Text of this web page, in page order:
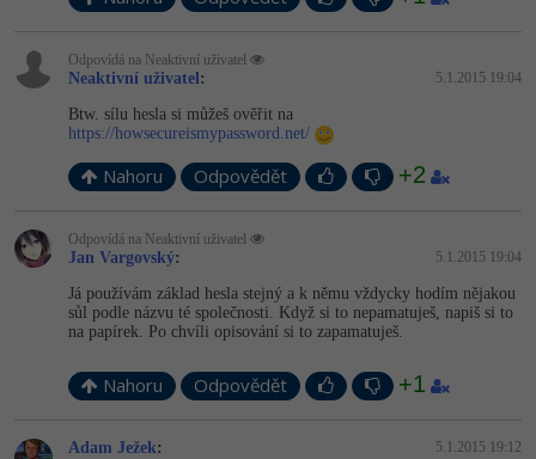
Copywriter
WordPress specialista
SEO specialista
-41%
Umělá inteligence (AI)
Pro děti
Více
Fórum
Windows
Linux
Sítě
Kybernetická bezpečnost
Elektronický podpis
Fórum
Odpovídá na Neaktivní uživatel
Neaktivní uživatel : 5.1.2015 19:04
Btw. sílu hesla si můžeš ověřit na
https://howsecureismypassword.net/
Nahoru Odpovědět +2
Odpovídá na Neaktivní uživatel
Jan Vargovský: 5.1.2015 19:04
Já používám základ hesla stejný a k němu vždycky hodím nějakou
sůl podle názvu té společnosti. Když si to nepamatuješ, napiš si to
na papírek. Po chvíli opisování si to zapamatuješ.
Nahoru Odpovědět +1
Adam Ježek: 5.1.2015 19:12